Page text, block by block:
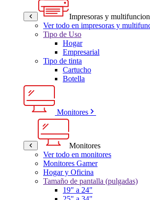
Impresoras y
Ver todo en impresoras y
Tipo de Uso
Hogar
Empresarial
Tipo de tinta
Cartucho
Botella
Monitores
Monitores
Ver todo en monitores
Monitores Gamer
Hogar y Oficina
Tamaño de pantalla (pulgadas)
19" a 24"